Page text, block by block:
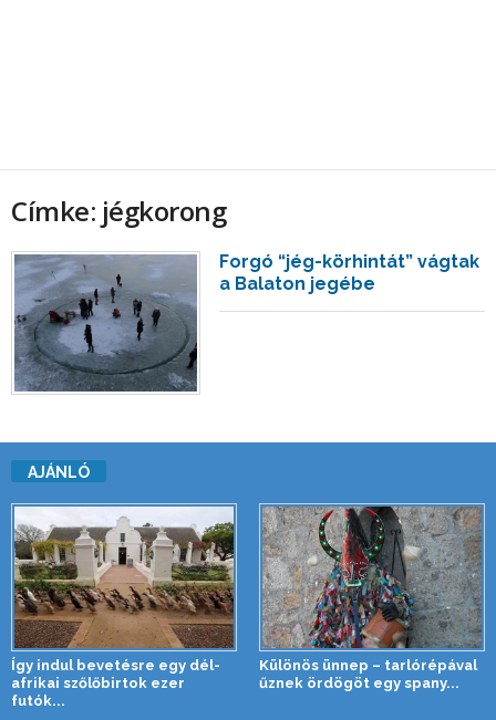
Címke: jégkorong
Forgó “jég-körhintát” vágtak
a Balaton jegébe
AJÁNLÓ
Így indul bevetésre egy dél-
afrikai szőlőbirtok ezer
futók...
Különös ünnep – tarlórépával
űznek ördögöt egy spany...